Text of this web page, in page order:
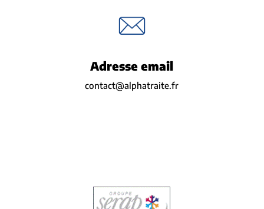
Adresse email
contact@alphatraite.fr